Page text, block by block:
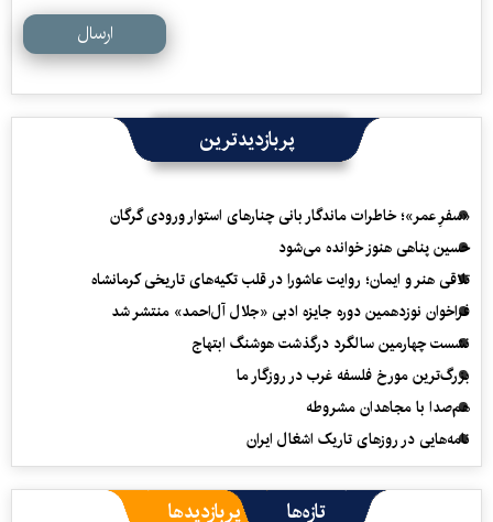
ارسال
پربازدیدترین
«سفرِ عمر»؛ خاطرات ماندگار بانی چنارهای استوار ورودی گرگان
حسین پناهی هنوز خوانده می‌شود
تلاقی هنر و ایمان؛ روایت عاشورا در قلب تکیه‌های تاریخی کرمانشاه
فراخوان نوزدهمین دوره جایزه ادبی «جلال آل‌احمد» منتشر شد
نشست چهارمین سالگرد درگذشت هوشنگ ابتهاج
بزرگ‌ترین مورخ فلسفه غرب در روزگار ما
هم‌صدا با مجاهدان مشروطه
نامه‌هایی در روزهای تاریک اشغال ایران
تازه‌ها پربازدیدها